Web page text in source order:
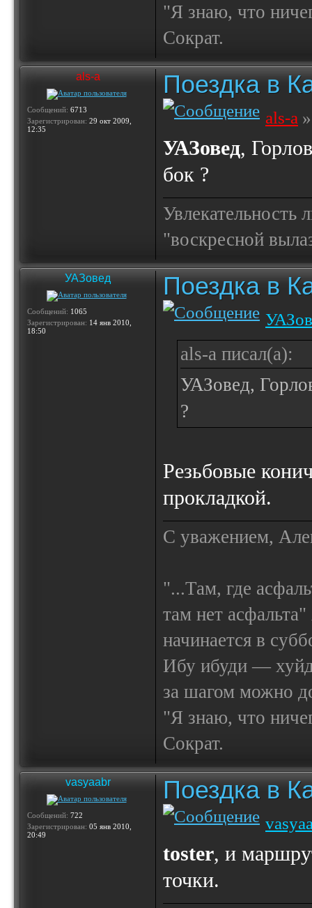
"Я знаю, что
Сократ.
als-a
Сообщений: 6713
Зарегистрирован: 29 окт 2009,
12:35
Поездка в
als-a
УАЗовед,
бок ?
Увлекательность
"воскресной
УАЗовед
Сообщений: 1065
Зарегистрирован: 14 янв 2010,
18:50
Поездка в
als-a писал(а):
УАЗовед,
?
Резьбовые
прокладкой.
С уважением,
"...Там, где
там нет
начинается в
Ибу ибуди —
за шагом можно
"Я знаю, что
Сократ.
vasyaabr
Сообщений: 722
Зарегистрирован: 05 янв 2010,
20:49
Поездка в
toster, и
точки.